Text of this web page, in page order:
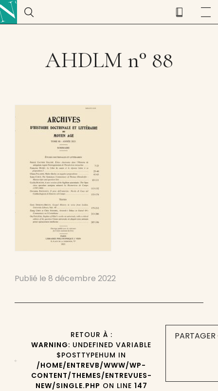
AHDLM n° 88
Publié le 8 décembre 2022
RETOUR À :
WARNING: UNDEFINED VARIABLE
$POSTTYPEHUM IN
/HOME/ENTREVB/WWW/WP-
CONTENT/THEMES/ENTREVUES-
NEW/SINGLE.PHP ON LINE 147